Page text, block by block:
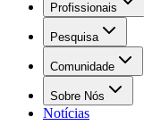
Profissionais
Pesquisa
Comunidade
Sobre Nós
Notícias